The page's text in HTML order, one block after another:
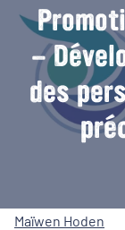
-
des
Maïwen Hoden